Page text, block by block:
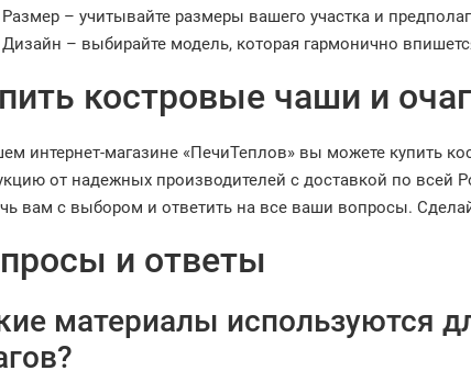
Размер – учитывайте размеры вашего участка и
Дизайн – выбирайте модель, которая гармонично
костровые чаши и
интернет-магазине «ПечиТеплов» вы можете купить
от надежных производителей с доставкой по всей
вам с выбором и ответить на все ваши вопросы.
и ответы
материалы используются